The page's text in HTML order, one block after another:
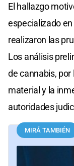
El hallazgo
especializado en
realizaron las
Los análisis
de cannabis,
material y la
autoridades
MIRÁ TAMBIÉN